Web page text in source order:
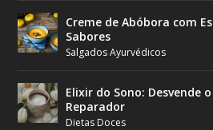
Creme de Abóbora com
Sabores
Salgados Ayurvédicos
Elixir do Sono: Desvende
Reparador
Dietas Doces